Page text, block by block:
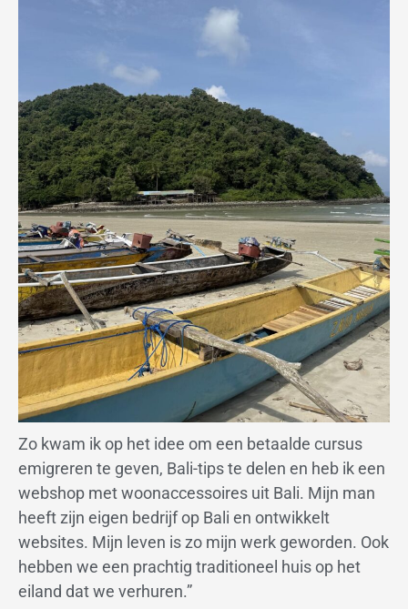
Zo kwam ik op het idee om een betaalde cursus
emigreren te geven, Bali-tips te delen en heb ik een
webshop met woonaccessoires uit Bali. Mijn man
heeft zijn eigen bedrijf op Bali en ontwikkelt
websites. Mijn leven is zo mijn werk geworden. Ook
hebben we een prachtig traditioneel huis op het
eiland dat we verhuren.”